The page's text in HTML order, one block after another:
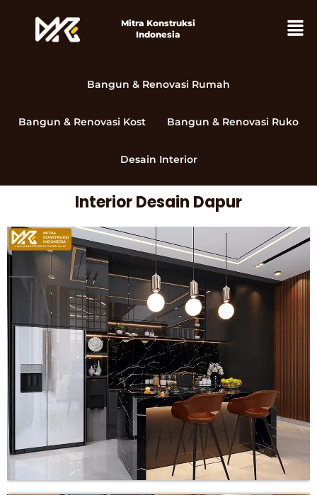
Mitra Konstruksi
Indonesia
Bangun & Renovasi Rumah
Bangun & Renovasi Kost Bangun & Renovasi Ruko
Desain Interior
Interior Desain Dapur